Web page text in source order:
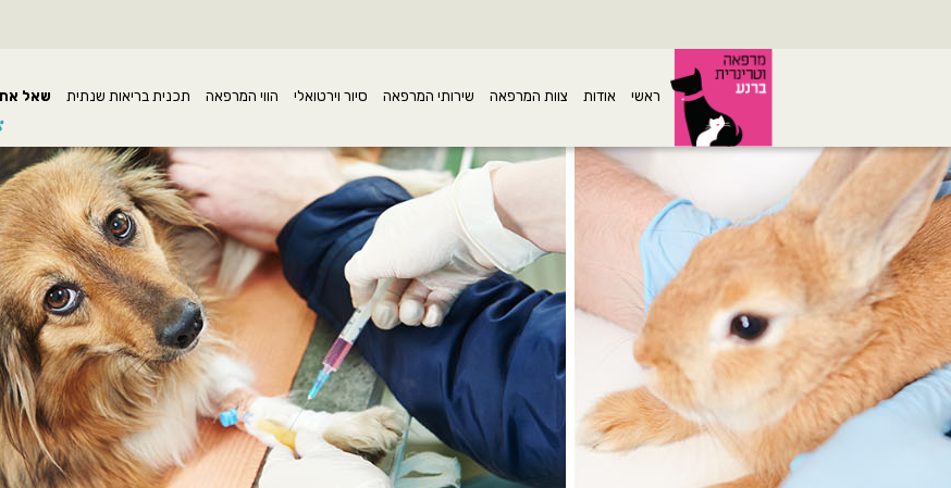
ראשי אודות צוות המרפאה שירותי המרפאה סיור וירטואלי הווי המרפאה תכנית בריאות שנתית שאל את